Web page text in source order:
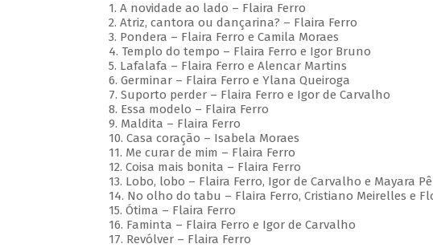
1. A novidade ao lado – Flaira Ferro
2. Atriz, cantora ou dançarina? – Flaira Ferro
3. Pondera – Flaira Ferro e Camila Moraes
4. Templo do tempo – Flaira Ferro e Igor Bruno
5. Lafalafa – Flaira Ferro e Alencar Martins
6. Germinar – Flaira Ferro e Ylana Queiroga
7. Suporto perder – Flaira Ferro e Igor de Carvalho
8. Essa modelo – Flaira Ferro
9. Maldita – Flaira Ferro
10. Casa coração – Isabela Moraes
11. Me curar de mim – Flaira Ferro
12. Coisa mais bonita – Flaira Ferro
13. Lobo, lobo – Flaira Ferro, Igor de Carvalho e Mayara
14. No olho do tabu – Flaira Ferro, Cristiano Meirelles e
15. Ótima – Flaira Ferro
16. Faminta – Flaira Ferro e Igor de Carvalho
17. Revólver – Flaira Ferro